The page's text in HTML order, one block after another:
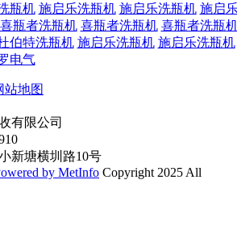
瓶机 施启乐洗瓶机 施启乐洗瓶机 施启
喜瓶者洗瓶机 喜瓶者洗瓶机 喜瓶者洗瓶
伯特洗瓶机 施启乐洗瓶机 施启乐洗瓶机
电气
站地图
有限公司
新塘横圳路10号
by MetInfo Copyright 2025 All